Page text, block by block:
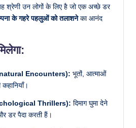
श्रेणी उन लोगों के लिए है जो एक अच्छे डर
के गहरे पहलुओं को तलाशनेका आनंद
Encounters): भूतों, आत्माओं
Thrillers): दिमाग घुमा देने
डर पैदा करती हैं।